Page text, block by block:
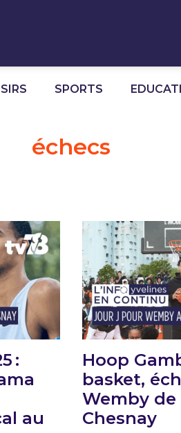
SPORTS
échecs
:
au
Hoop
basket,
Wemby
Chesnay